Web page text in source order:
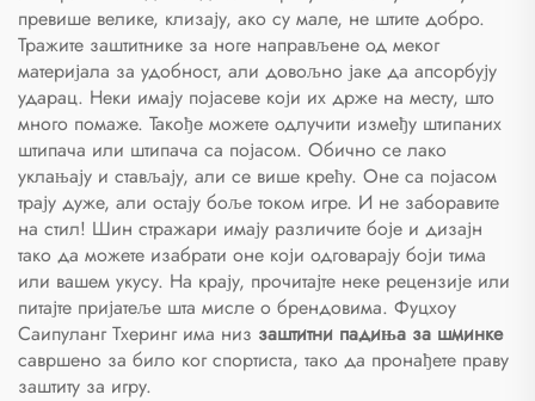
превише велике, клизају, ако су мале, не штите добро.
Тражите заштитнике за ноге направљене од меког
материјала за удобност, али довољно јаке да апсорбују
ударац. Неки имају појасеве који их држе на месту, што
много помаже. Такође можете одлучити између штипаних
штипача или штипача са појасом. Обично се лако
уклањају и стављају, али се више крећу. Оне са појасом
трају дуже, али остају боље током игре. И не заборавите
на стил! Шин стражари имају различите боје и дизајн
тако да можете изабрати оне који одговарају боји тима
или вашем укусу. На крају, прочитајте неке рецензије или
питајте пријатеље шта мисле о брендовима. Фуцхоу
Саипуланг Тхеринг има низ заштитни падиња за шминке
савршено за било ког спортиста, тако да пронађете праву
заштиту за игру.